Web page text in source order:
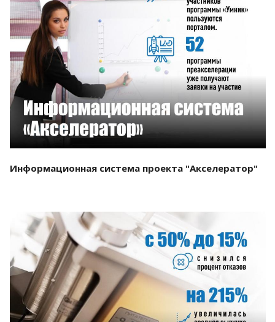
Смотреть проект
Информационная система проекта "Акселератор"
Смотреть проект